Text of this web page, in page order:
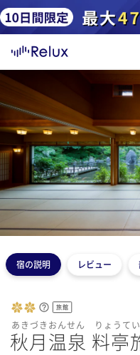
宿の説明 レビュー
旅館
あきづきおんせん りょうて
秋月温泉 料亭